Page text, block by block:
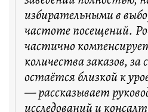
избирательными в
частоте посещений.
частично
количества заказов, за
остаётся близкой к
— рассказывает
исследований и